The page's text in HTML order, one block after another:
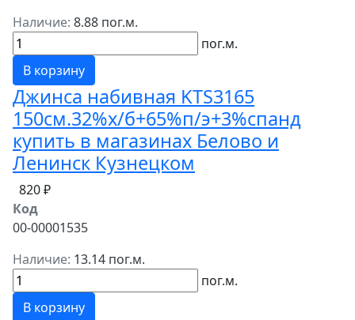
Наличие: 8.88 пог.м.
пог.м.
В корзину
Джинса набивная KTS3165
150см.32%х/б+65%п/э+3%спанд
купить в магазинах Белово и
Ленинск Кузнецком
820 ₽
Код
00-00001535
Наличие: 13.14 пог.м.
пог.м.
В корзину